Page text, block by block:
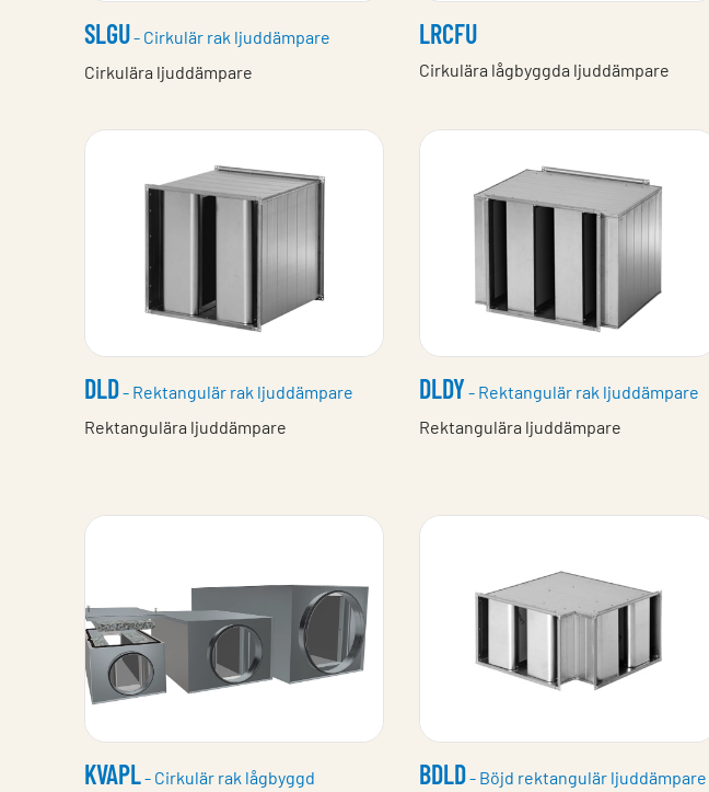
SLGU- Cirkulär rak ljuddämpare
Cirkulära ljuddämpare
LRCFU
Cirkulära lågbyggda ljuddämpare
DLD- Rektangulär rak ljuddämpare
Rektangulära ljuddämpare
DLDY- Rektangulär rak ljuddämpare
Rektangulära ljuddämpare
KVAPL- Cirkulär rak lågbyggd
BDLD- Böjd rektangulär ljuddämpare